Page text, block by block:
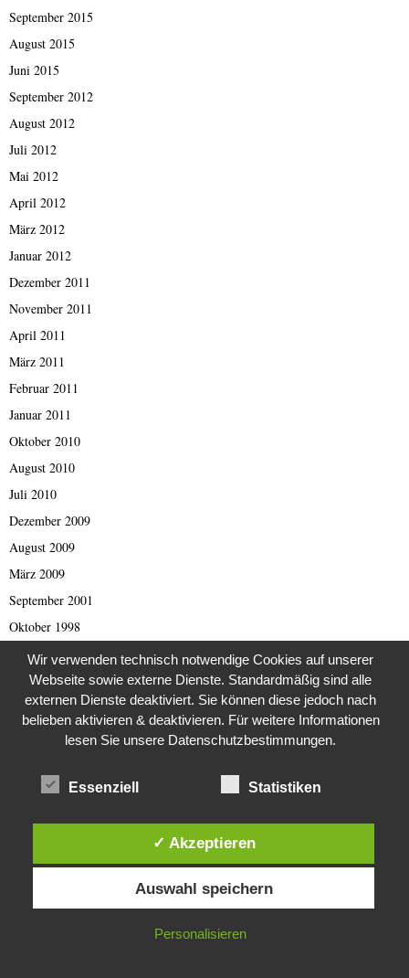
September 2015
August 2015
Juni 2015
September 2012
August 2012
Juli 2012
Mai 2012
April 2012
März 2012
Januar 2012
Dezember 2011
November 2011
April 2011
März 2011
Februar 2011
Januar 2011
Oktober 2010
August 2010
Juli 2010
Dezember 2009
August 2009
März 2009
September 2001
Oktober 1998
August 1997
April 1993
Februar 1993
September 1989
August 1984
August 1980
Diese Website verwendet Cookies. Durch die weitere Nutzung dieser
Website stimmst du der Verwendung von Cookies zu.
IN ORDNUNG
Wir verwenden technisch notwendige Cookies auf unserer
Webseite sowie externe Dienste. Standardmäßig sind alle
externen Dienste deaktiviert. Sie können diese jedoch nach
belieben aktivieren & deaktivieren. Für weitere Informationen
lesen Sie unsere Datenschutzbestimmungen.
Essenziell Statistiken
✓ Akzeptieren
Auswahl speichern
Personalisieren